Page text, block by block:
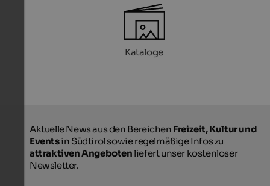
Kataloge
Aktuelle News aus den Bereichen Freizeit, Kultur und
Eventsin Südtirol sowie regelmäßige Infos zu
attraktiven Angebotenliefert unser kostenloser
Newsletter.